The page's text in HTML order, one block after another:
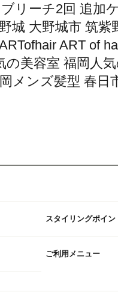
リーチ2回 追加
城 大野城市 筑紫
ART of
美容室 福岡人
メンズ髪型 春日
スタイリングポイン
ご利用メニュー